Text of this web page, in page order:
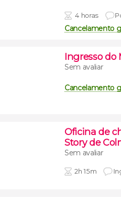
4 horas
Cancelamento
Ingresso do
Sem avaliar
Cancelamento
Oficina de
Story de
Sem avaliar
2h 15m